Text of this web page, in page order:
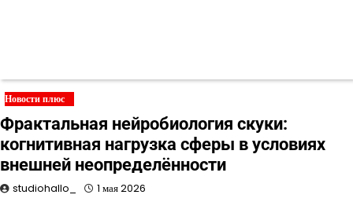
Новости плюс
Фрактальная нейробиология скуки:
когнитивная нагрузка сферы в условиях
внешней неопределённости
studiohallo_ 1 мая 2026